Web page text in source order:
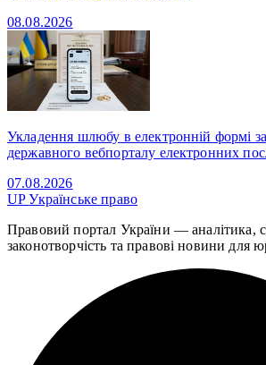
08.08.2026
Укладення шлюбу в електронній формі
державного вебпорталу електронних
07.08.2026
UPУкраїнське право
Правовий портал України — аналітика,
законотворчість та правові новини для